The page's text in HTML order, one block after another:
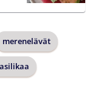
merenelävät